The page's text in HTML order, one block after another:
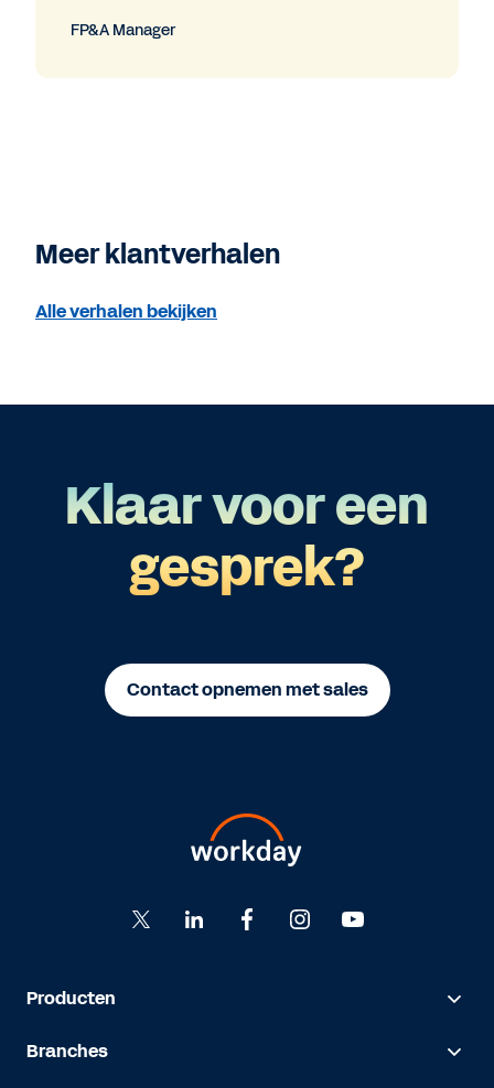
FP&A Manager
Meer klantverhalen
Alle verhalen bekijken
Klaar voor een
gesprek?
Contact opnemen met sales
Producten
Branches